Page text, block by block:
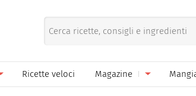
Ricette veloci Magazine